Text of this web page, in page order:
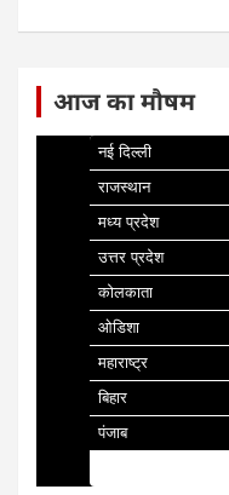
आज का मौषम
नई दिल्ली
राजस्थान
मध्य प्रदेश
उत्तर प्रदेश
कोलकाता
ओडिशा
महाराष्ट्र
बिहार
पंजाब